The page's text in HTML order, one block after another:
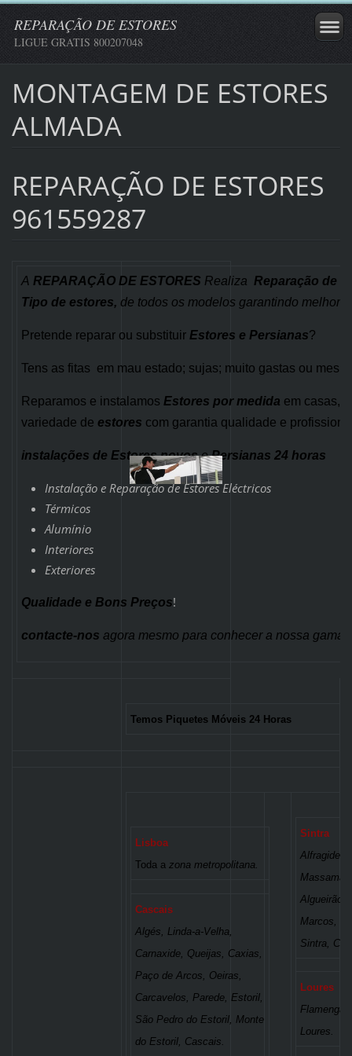
REPARAÇÃO DE ESTORES
LIGUE GRATIS 800207048
MONTAGEM DE ESTORES
ALMADA
REPARAÇÃO DE ESTORES
961559287
A REPARAÇÃO DE ESTORES Realiza Reparação de
Tipo de estores, de todos os modelos garantindo melhor
Pretende reparar ou substituir Estores e Persianas?
Tens as fitas em mau estado; sujas; muito gastas ou
Reparamos e instalamos Estores por medida em casas,
variedade de estores com garantia qualidade e
instalações de Estores novosePersianas 24 horas
Instalação e Reparação de Estores Eléctricos
Térmicos
Alumínio
Interiores
Exteriores
Qualidade e Bons Preços!
contacte-nos agora mesmo para conhecer a nossa gama
Temos Piquetes Móveis 24 Horas
Lisboa
Toda a zona metropolitana.
Cascais
Algés, Linda-a-Velha,
Carnaxide, Queijas, Caxias,
Paço de Arcos, Oeiras,
Carcavelos, Parede, Estoril,
São Pedro do Estoril, Monte
do Estoril, Cascais.
Sintra
Alfragide,
Massamá,
Algueirão
Marcos,
Sintra,
Loures
Flamenga,
Loures.